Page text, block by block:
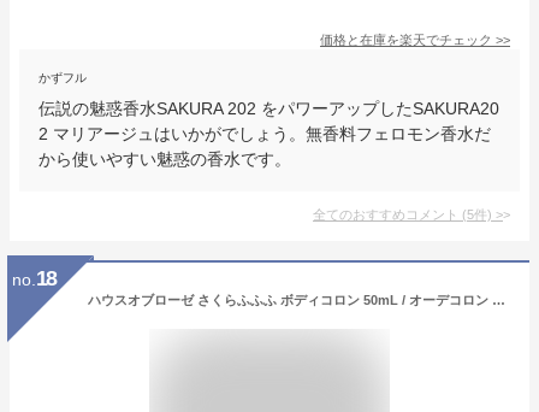
価格と在庫を楽天でチェック >>
かずフル
伝説の魅惑香水SAKURA 202 をパワーアップしたSAKURA20
2 マリアージュはいかがでしょう。無香料フェロモン香水だ
から使いやすい魅惑の香水です。
全てのおすすめコメント (5件) >
no. 18
ハウスオブローゼ さくらふふふ ボディコロン 50mL / オーデコロン 香水 桜 さくらの香り 日本製 プレゼント 女性